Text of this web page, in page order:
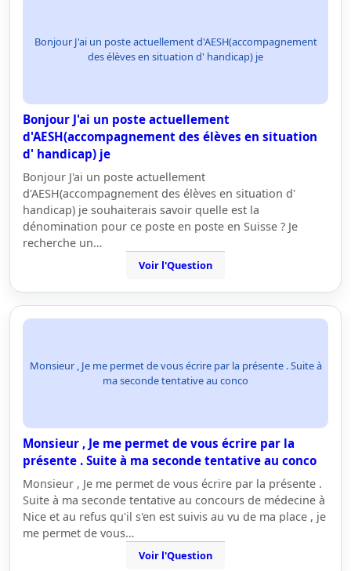
Bonjour J'ai un poste actuellement d'AESH(accompagnement
des élèves en situation d' handicap) je
Bonjour J'ai un poste actuellement
d'AESH(accompagnement des élèves en situation
d' handicap) je
Bonjour J'ai un poste actuellement
d'AESH(accompagnement des élèves en situation d'
handicap) je souhaiterais savoir quelle est la
dénomination pour ce poste en poste en Suisse ? Je
recherche un…
Voir l'Question
Monsieur , Je me permet de vous écrire par la présente . Suite à
ma seconde tentative au conco
Monsieur , Je me permet de vous écrire par la
présente . Suite à ma seconde tentative au conco
Monsieur , Je me permet de vous écrire par la présente .
Suite à ma seconde tentative au concours de médecine à
Nice et au refus qu'il s'en est suivis au vu de ma place , je
me permet de vous…
Voir l'Question